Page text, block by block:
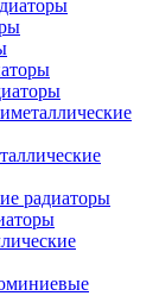
радиаторы